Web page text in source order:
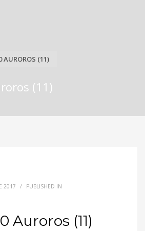
AUROROS (11)
(11)
2017 / PUBLISHED IN
Auroros (11)